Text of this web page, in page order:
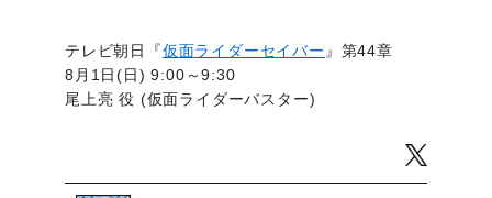
テレビ朝日『仮面ライダーセイバー 』第44章
8月1日(日) 9:00～9:30
尾上亮 役 (仮面ライダーバスター)